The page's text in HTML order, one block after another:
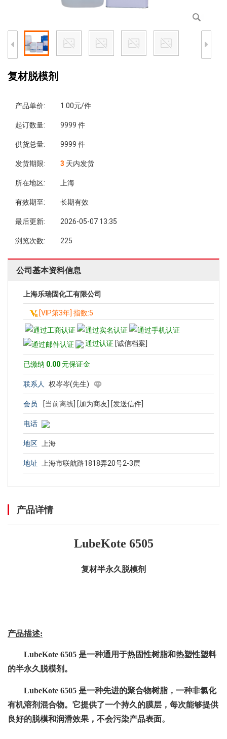
复材脱模剂
产品单价: 1.00元/件
起订数量: 9999 件
供货总量: 9999 件
发货期限: 3 天内发货
所在地区: 上海
有效期至: 长期有效
最后更新: 2026-05-07 13:35
浏览次数: 225
公司基本资料信息
上海乐瑞固化工有限公司
[VIP第3年] 指数:5
通过认证 [诚信档案]
已缴纳 0.00 元保证金
联系人 权岑岑(先生)
会员 [当前离线 [加为商友] [发送信件]
电话
地区 上海
地址 上海市联航路1818弄20号2-3层
产品详情
LubeKote 6505
复材半永久脱模剂
产品描述:
LubeKote 6505 是一种通用于热固性树脂和热塑性塑料
的半永久脱模剂。
LubeKote 6505 是一种先进的聚合物树脂，一种非氯化
有机溶剂混合物。它提供了一个持久的膜层 ，每次能够提供
良好的脱模和润滑效果，不会污染产品表面。